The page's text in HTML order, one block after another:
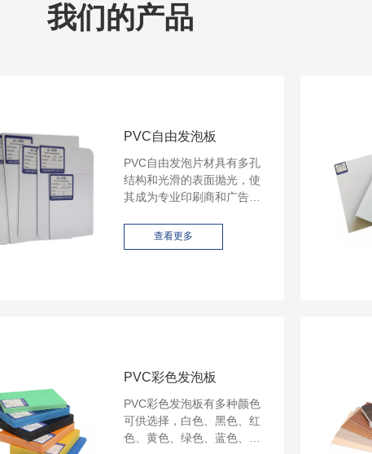
我们的产品
PVC自由发泡板
PVC自由发泡片材具有多孔
结构和光滑的表面抛光，使
其成为专业印刷商和广告牌
筑装饰的理想材料。 PVC发
泡板材已广泛应用于标牌、
查看更多
PVC彩色发泡板
PVC彩色发泡板有多种颜色
可供选择，白色、黑色、红
色、黄色、绿色、蓝色、棕